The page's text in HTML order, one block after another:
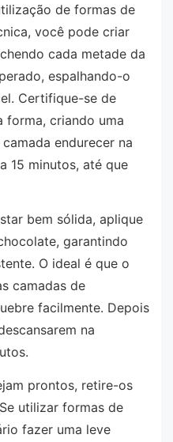
de formas de
você pode criar
cada metade da
espalhando-o
Certifique-se de
criando uma
endurecer na
15 minutos, até que
bem sólida, aplique
garantindo
O ideal é que o
camadas de
facilmente. Depois
na
prontos, retire-os
utilizar formas de
fazer uma leve